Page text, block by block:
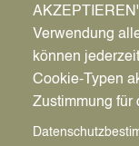
Wirtschaft | Bauen
Verwendung
können
Cookie-Typen
Zustimmung für